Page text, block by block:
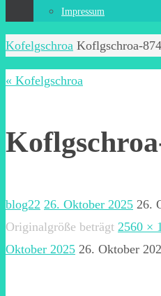
Impressum
Start
Kofelgschroa Koflgschroa-
« Kofelgschroa
blog22 26. Oktober 2025 26.
Originalgröße beträgt 2560 ×
Oktober 2025 26. Oktober